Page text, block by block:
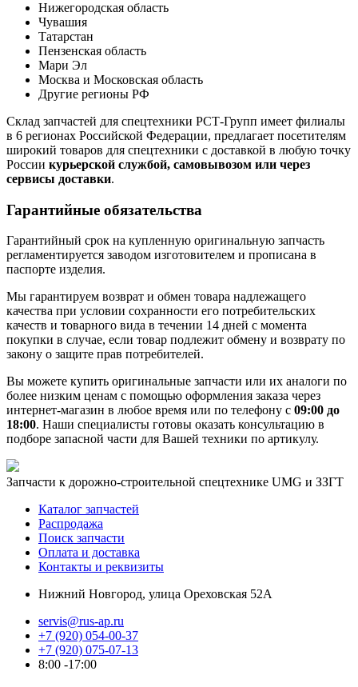
Нижегородская область
Чувашия
Татарстан
Пензенская область
Мари Эл
Москва и Московская область
Другие регионы РФ
Склад запчастей для спецтехники РСТ-Групп имеет филиалы
в 6 регионах Российской Федерации, предлагает посетителям
широкий товаров для спецтехники с доставкой в любую точку
России курьерской службой, самовывозом или через
сервисы доставки.
Гарантийные обязательства
Гарантийный срок на купленную оригинальную запчасть
регламентируется заводом изготовителем и прописана в
паспорте изделия.
Мы гарантируем возврат и обмен товара надлежащего
качества при условии сохранности его потребительских
качеств и товарного вида в течении 14 дней с момента
покупки в случае, если товар подлежит обмену и возврату по
закону о защите прав потребителей.
Вы можете купить оригинальные запчасти или их аналоги по
более низким ценам с помощью оформления заказа через
интернет-магазин в любое время или по телефону с 09:00 до
18:00. Наши специалисты готовы оказать консультацию в
подборе запасной части для Вашей техники по артикулу.
Запчасти к дорожно-строительной спецтехнике UMG и ЗЗГТ
Каталог запчастей
Распродажа
Поиск запчасти
Оплата и доставка
Контакты и реквизиты
Нижний Новгород, улица Ореховская 52А
servis@rus-ap.ru
+7 (920) 054-00-37
+7 (920) 075-07-13
8:00 -17:00